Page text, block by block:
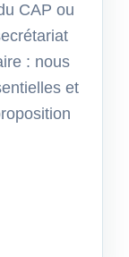
CAP ou
: nous
et